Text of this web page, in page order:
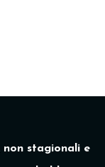
stagionali e